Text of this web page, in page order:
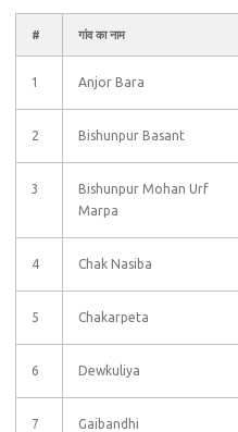
# गांव का नाम
1 Anjor Bara
2 Bishunpur Basant
3
Bishunpur Mohan Urf
Marpa
4 Chak Nasiba
5 Chakarpeta
6 Dewkuliya
7 Gaibandhi